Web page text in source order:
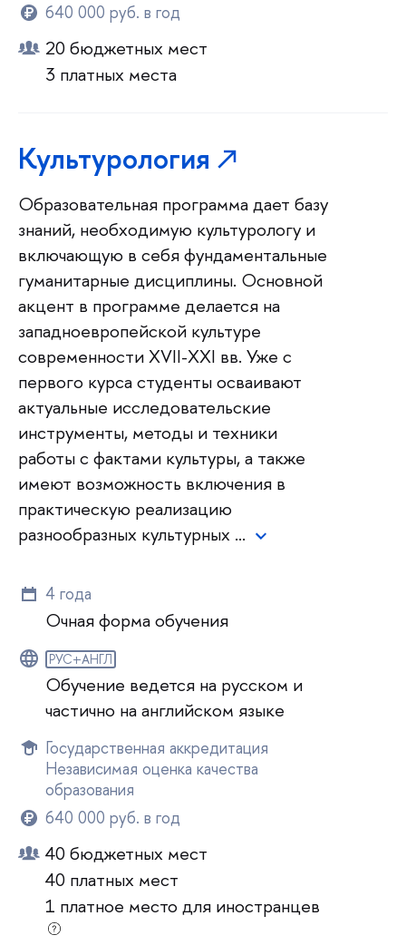
640 000 руб. в год
20 бюджетных мест
3 платных места
Культурология
Образовательная программа дает базу
знаний, необходимую культурологу и
включающую в себя фундаментальные
гуманитарные дисциплины. Основной
акцент в программе делается на
западноевропейской культуре
современности XVII-XXI вв. Уже с
первого курса студенты осваивают
актуальные исследовательские
инструменты, методы и техники
работы с фактами культуры, а также
имеют возможность включения в
практическую реализацию
разнообразных культурных …
4 года
Очная форма обучения
РУС+АНГЛ
Обучение ведется на русском и
частично на английском языке
Государственная аккредитация
Независимая оценка качества
образования
640 000 руб. в год
40 бюджетных мест
40 платных мест
1 платное место для иностранцев